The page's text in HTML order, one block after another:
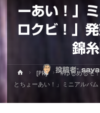
ーあい！」
ロクビ！」
錦
投稿者: saya
ホ
ー
[PR]
#ゆるめるモ
とちょーあい！」ミニアルバ